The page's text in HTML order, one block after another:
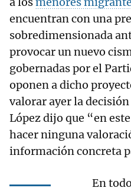
encuentran con una
sobredimensionada
provocar un nuevo
gobernadas por el
oponen a dicho
valorar ayer la
López dijo que “en
hacer ninguna
información concreta
En